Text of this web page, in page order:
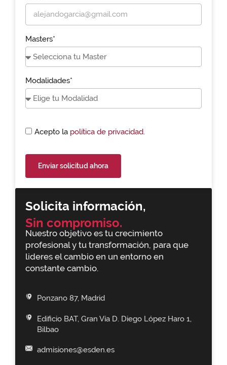
Solicita información,
Sin compromiso.
Nuestro objetivo es tu crecimiento
profesional y tu transformación, para que
lideres el cambio en un entorno en
constante cambio.
Ponzano 87, Madrid
Edificio BAT, Gran Vía D. Diego López Haro 1,
Bilbao
admisiones@esden.es
Masters*
Modalidades*
Acepto la política de privacidad.
Enviar solicitud ahora